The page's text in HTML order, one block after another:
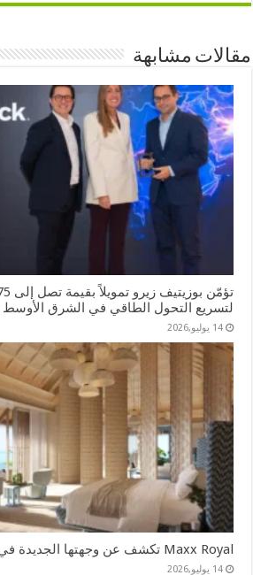
مقالات مشابهة
لتسريع التحول الطاقي في الشرق الأوسط
14 يوليو,2026
Maxx Royal تكشف عن وجهتها الجديدة في المالديف
14 يوليو,2026